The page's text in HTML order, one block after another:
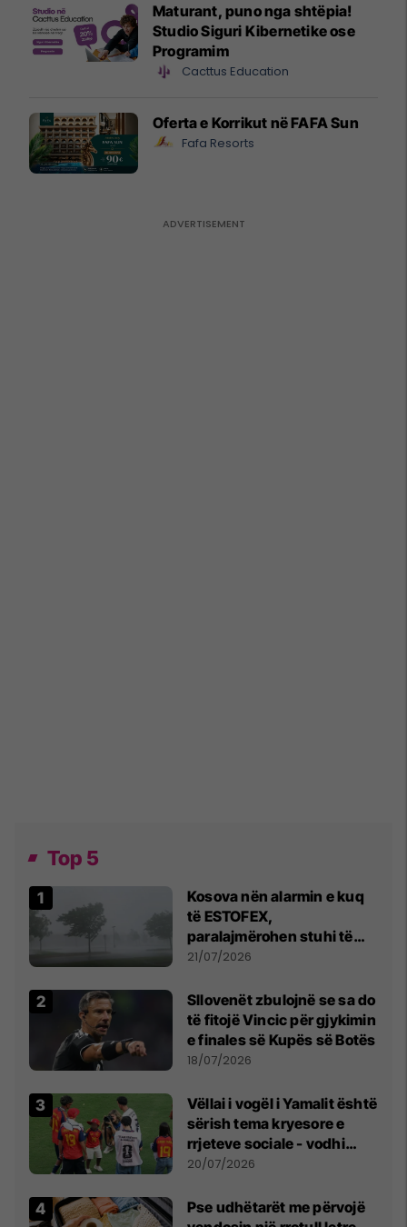
Maturant, puno nga shtëpia!
Studio Siguri Kibernetike ose
Programim
Cacttus Education
Oferta e Korrikut në FAFA Sun
Fafa Resorts
Top 5
Kosova nën alarmin e kuq
të ESTOFEX,
paralajmërohen stuhi të
fuqishme me breshër dhe
21/07/2026
Sllovenët zbulojnë se sa do
të fitojë Vincic për gjykimin
e finales së Kupës së Botës
18/07/2026
Vëllai i vogël i Yamalit është
sërish tema kryesore e
rrjeteve sociale - vodhi
vëmendjen pas finales së
20/07/2026
Pse udhëtarët me përvojë